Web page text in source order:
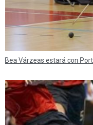
Bea Várzeas estará con